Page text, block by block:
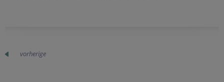
vorherige